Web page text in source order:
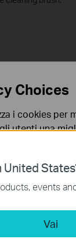
brush and the
United
events
Vai
Choices
i cookies per
utenti una
Per
necessari
sistema.
Cookies
ci permettono